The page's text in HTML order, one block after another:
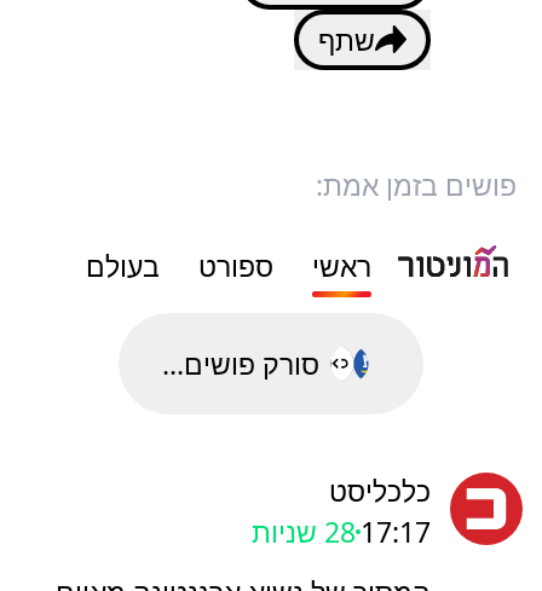
שתף
פושים בזמן אמת:
ראשי ספורט בעולם
סורק פושים...
כלכליסט
17:17 30 שניות